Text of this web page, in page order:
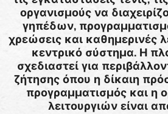
οργανισμούς να
γηπέδων,
χρεώσεις και καθημερινές
κεντρικό σύστημα. Η
σχεδιαστεί για
ζήτησης όπου η δίκαιη
προγραμματισμός και η
λειτουργιών είναι